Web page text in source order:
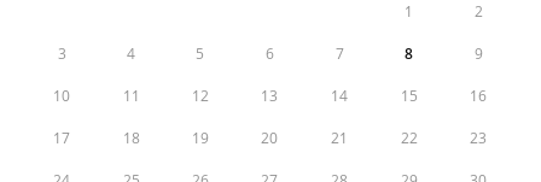
1 2
3 4 5 6 7 8 9
10 11 12 13 14 15 16
17 18 19 20 21 22 23